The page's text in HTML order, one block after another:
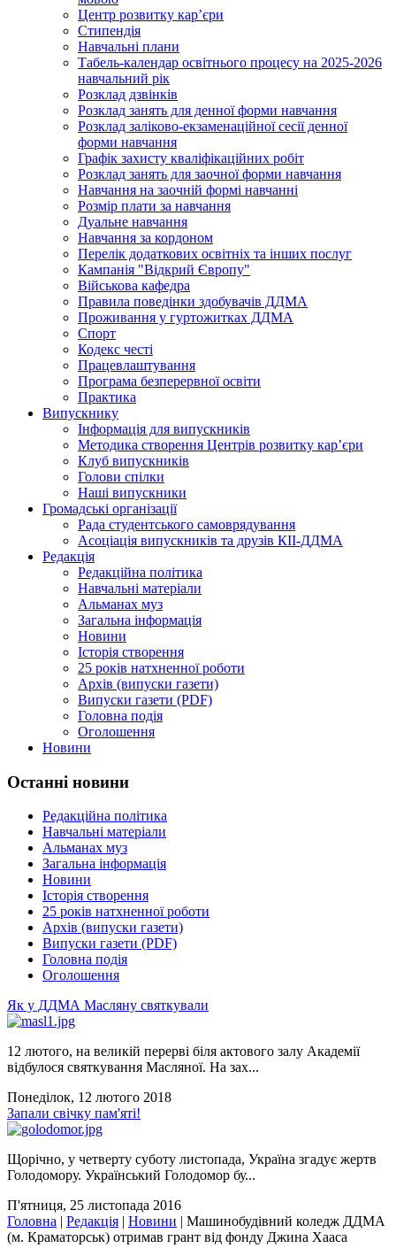
Центр розвитку кар’єри
Стипендія
Навчальні плани
Табель-календар освітнього процесу на 2025-2026
навчальний рік
Розклад дзвінків
Розклад занять для денної форми навчання
Розклад заліково-екзаменаційної сесії денної
форми навчання
Графік захисту кваліфікаційних робіт
Розклад занять для заочної форми навчання
Навчання на заочній формі навчанні
Розмір плати за навчання
Дуальне навчання
Навчання за кордоном
Перелік додаткових освітніх та інших послуг
Кампанія "Відкрий Європу"
Військова кафедра
Правила поведінки здобувачів ДДМА
Проживання у гуртожитках ДДМА
Спорт
Кодекс честі
Працевлаштування
Програма безперервної освіти
Практика
Випускнику
Інформація для випускників
Методика створення Центрів розвитку кар’єри
Клуб випускників
Голови спілки
Наші випускники
Громадські організації
Рада студентського самоврядування
Асоціація випускників та друзів КІІ-ДДМА
Редакція
Редакційна політика
Навчальні матеріали
Альманах муз
Загальна інформація
Новини
Історія створення
25 років натхненної роботи
Архів (випуски газети)
Випуски газети (PDF)
Головна подія
Оголошення
Новини
Останні новини
Редакційна політика
Навчальні матеріали
Альманах муз
Загальна інформація
Новини
Історія створення
25 років натхненної роботи
Архів (випуски газети)
Випуски газети (PDF)
Головна подія
Оголошення
Як у ДДМА Масляну святкували
12 лютого, на великій перерві біля актового залу Академії
відбулося святкування Масляної. На зах...
Понеділок, 12 лютого 2018
Запали свічку пам'яті!
Щорічно, у четверту суботу листопада, Україна згадує жертв
Голодомору. Український Голодомор бу...
П'ятниця, 25 листопада 2016
Головна | Редакція | Новини | Машинобудівний коледж ДДМА
(м. Краматорськ) отримав грант від фонду Джина Хааса